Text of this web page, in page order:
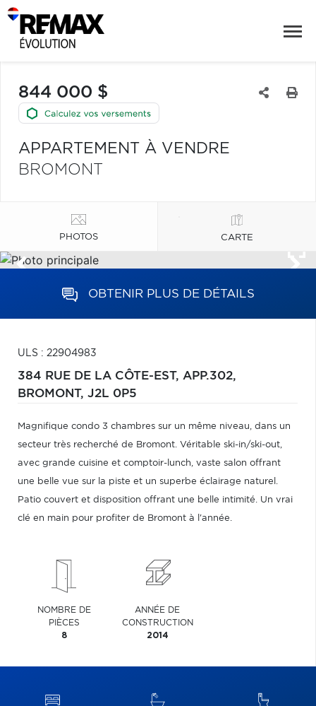
844 000 $
APPARTEMENT À VENDRE
BROMONT
PHOTOS CARTE
OBTENIR PLUS DE DÉTAILS
ULS : 22904983
384 RUE DE LA CÔTE-EST, APP.302,
BROMONT, J2L 0P5
Magnifique condo 3 chambres sur un même niveau, dans un
secteur très recherché de Bromont. Véritable ski-in/ski-out,
avec grande cuisine et comptoir-lunch, vaste salon offrant
une belle vue sur la piste et un superbe éclairage naturel.
Patio couvert et disposition offrant une belle intimité. Un vrai
clé en main pour profiter de Bromont à l'année.
NOMBRE DE
PIÈCES
8
ANNÉE DE
CONSTRUCTION
2014